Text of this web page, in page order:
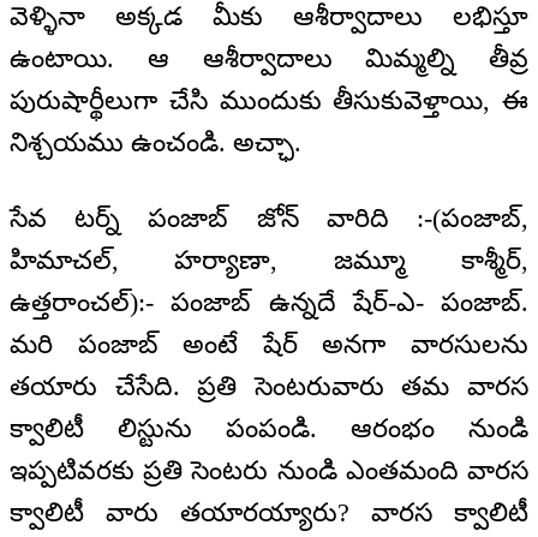
వెళ్ళినా అక్కడ మీకు ఆశీర్వాదాలు లభిస్తూ
ఉంటాయి. ఆ ఆశీర్వాదాలు మిమ్మల్ని తీవ్ర
పురుషార్థీలుగా చేసి ముందుకు తీసుకువెళ్తాయి, ఈ
నిశ్చయము ఉంచండి. అచ్ఛా.
సేవ టర్న్ పంజాబ్ జోన్ వారిది :-(పంజాబ్,
హిమాచల్, హర్యాణా, జమ్మూ కాశ్మీర్,
ఉత్తరాంచల్):- పంజాబ్ ఉన్నదే షేర్-ఎ- పంజాబ్.
మరి పంజాబ్ అంటే షేర్ అనగా వారసులను
తయారు చేసేది. ప్రతి సెంటరువారు తమ వారస
క్వాలిటీ లిస్టును పంపండి. ఆరంభం నుండి
ఇప్పటివరకు ప్రతి సెంటరు నుండి ఎంతమంది వారస
క్వాలిటీ వారు తయారయ్యారు? వారస క్వాలిటీ